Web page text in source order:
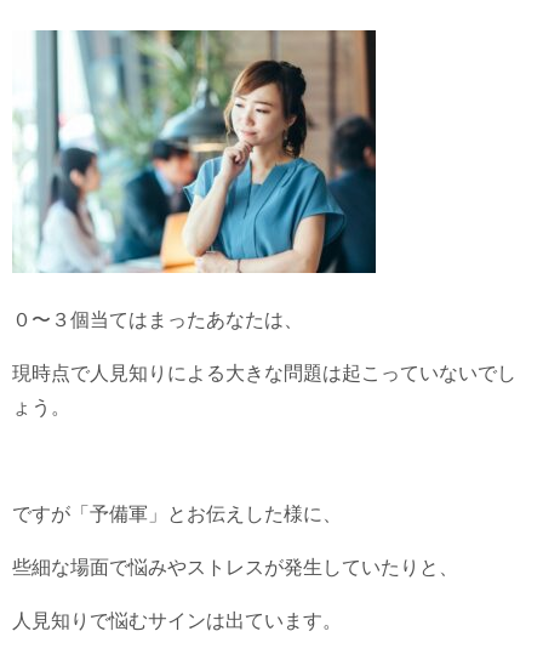
０〜３個当てはまったあなたは、
現時点で人見知りによる大きな問題は起こっていないでし
ょう。
ですが「予備軍」とお伝えした様に、
些細な場面で悩みやストレスが発生していたりと、
人見知りで悩むサインは出ています。